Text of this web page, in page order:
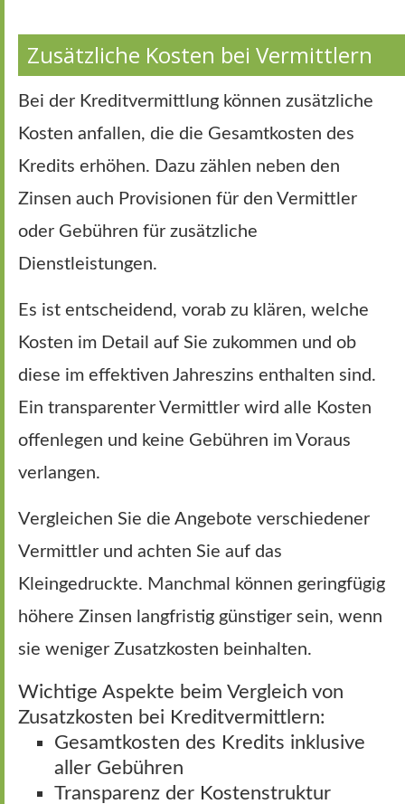
Zusätzliche Kosten bei Vermittlern
Bei der Kreditvermittlung können zusätzliche
Kosten anfallen, die die Gesamtkosten des
Kredits erhöhen. Dazu zählen neben den
Zinsen auch Provisionen für den Vermittler
oder Gebühren für zusätzliche
Dienstleistungen.
Es ist entscheidend, vorab zu klären, welche
Kosten im Detail auf Sie zukommen und ob
diese im effektiven Jahreszins enthalten sind.
Ein transparenter Vermittler wird alle Kosten
offenlegen und keine Gebühren im Voraus
verlangen.
Vergleichen Sie die Angebote verschiedener
Vermittler und achten Sie auf das
Kleingedruckte. Manchmal können geringfügig
höhere Zinsen langfristig günstiger sein, wenn
sie weniger Zusatzkosten beinhalten.
Wichtige Aspekte beim Vergleich von
Zusatzkosten bei Kreditvermittlern:
Gesamtkosten des Kredits inklusive
aller Gebühren
Transparenz der Kostenstruktur